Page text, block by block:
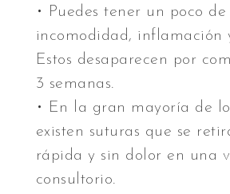
• Puedes tener un poco de
incomodidad, inflamación
Estos desaparecen por
3 semanas.
• En la gran mayoría de
existen suturas que se
rápida y sin dolor en una
consultorio.